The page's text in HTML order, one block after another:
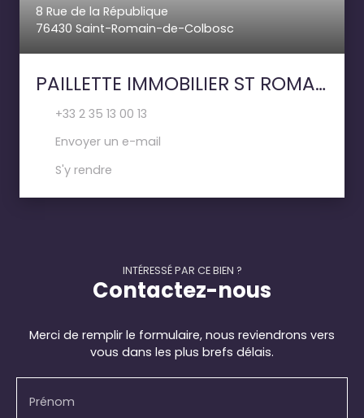
8 Rue de la République
76430 Saint-Romain-de-Colbosc
PAILLETTE IMMOBILIER ST ROMAIN DE COLBOSC
+33 2 35 13 00 13
Envoyer un e-mail
S'y rendre
INTÉRESSÉ PAR CE BIEN ?
Contactez-nous
Merci de remplir le formulaire, nous reviendrons vers
vous dans les plus brefs délais.
Prénom